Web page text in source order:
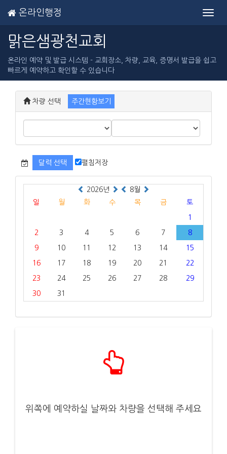
온라인행정
맑은샘광천교회
온라인 예약 및 발급 시스템 - 교회장소, 차량, 교육, 증명서 발급을 쉽고
빠르게 예약하고 확인할 수 있습니다
차량 선택 주간현황보기
달력 선택 펼침저장
2026년
8월
일
월 화 수 목 금 토
1
2 3 4 5 6 7 8
9 10 11 12 13 14 15
16 17 18 19 20 21 22
23 24 25 26 27 28 29
30 31